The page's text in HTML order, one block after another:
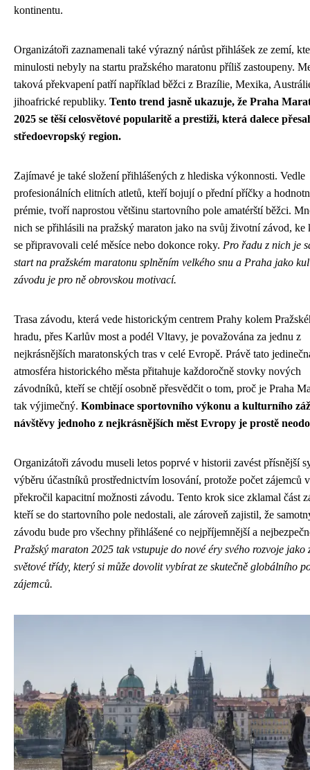
kontinentu.
Organizátoři zaznamenali také výrazný nárůst přihlášek ze zemí,
minulosti nebyly na startu pražského maratonu příliš zastoupeny.
taková překvapení patří například běžci z Brazílie, Mexika,
jihoafrické republiky. Tento trend jasně ukazuje, že Praha
2025 se těší celosvětové popularitě a prestiži, která dalece
středoevropský region.
Zajímavé je také složení přihlášených z hlediska výkonnosti. Vedle
profesionálních elitních atletů, kteří bojují o přední příčky a
prémie, tvoří naprostou většinu startovního pole amatérští běžci.
nich se přihlásili na pražský maraton jako na svůj životní závod, ke
se připravovali celé měsíce nebo dokonce roky. Pro řadu z nich je
start na pražském maratonu splněním velkého snu a Praha jako
závodu je pro ně obrovskou motivací.
Trasa závodu, která vede historickým centrem Prahy kolem
hradu, přes Karlův most a podél Vltavy, je považována za jednu z
nejkrásnějších maratonských tras v celé Evropě. Právě tato
atmosféra historického města přitahuje každoročně stovky nových
závodníků, kteří se chtějí osobně přesvědčit o tom, proč je Praha
tak výjimečný. Kombinace sportovního výkonu a kulturního
návštěvy jednoho z nejkrásnějších měst Evropy je prostě
Organizátoři závodu museli letos poprvé v historii zavést přísnější
výběru účastníků prostřednictvím losování, protože počet zájemců
překročil kapacitní možnosti závodu. Tento krok sice zklamal část
kteří se do startovního pole nedostali, ale zároveň zajistil, že
závodu bude pro všechny přihlášené co nejpříjemnější a
Pražský maraton 2025 tak vstupuje do nové éry svého rozvoje jako
světové třídy, který si může dovolit vybírat ze skutečně globálního
zájemců.